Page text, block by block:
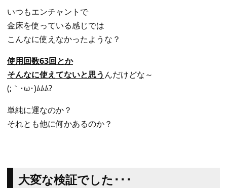
いつもエンチャントで
金床を使っている感じでは
こんなに使えなかったような？
使用回数63回とか
そんなに使えてないと思うんだけどな～
(;｀･ω･)ﾑﾑﾑ?
単純に運なのか？
それとも他に何かあるのか？
大変な検証でした･･･